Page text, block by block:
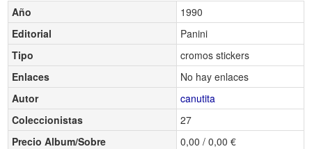
Año
1990
Editorial
Panini
Tipo
cromos stickers
Enlaces
No hay enlaces
Autor
canutita
Coleccionistas
27
Precio Album/Sobre
0,00 / 0,00 €